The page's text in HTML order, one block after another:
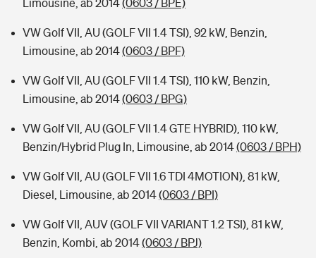
Limousine, ab 2014(0603 / BPE)
VW Golf VII, AU (GOLF VII 1.4 TSI), 92 kW, Benzin,
Limousine, ab 2014(0603 / BPF)
VW Golf VII, AU (GOLF VII 1.4 TSI), 110 kW, Benzin,
Limousine, ab 2014(0603 / BPG)
VW Golf VII, AU (GOLF VII 1.4 GTE HYBRID), 110 kW,
Benzin/Hybrid Plug In, Limousine, ab 2014(0603 / BPH)
VW Golf VII, AU (GOLF VII 1.6 TDI 4MOTION), 81 kW,
Diesel, Limousine, ab 2014(0603 / BPI)
VW Golf VII, AUV (GOLF VII VARIANT 1.2 TSI), 81 kW,
Benzin, Kombi, ab 2014(0603 / BPJ)